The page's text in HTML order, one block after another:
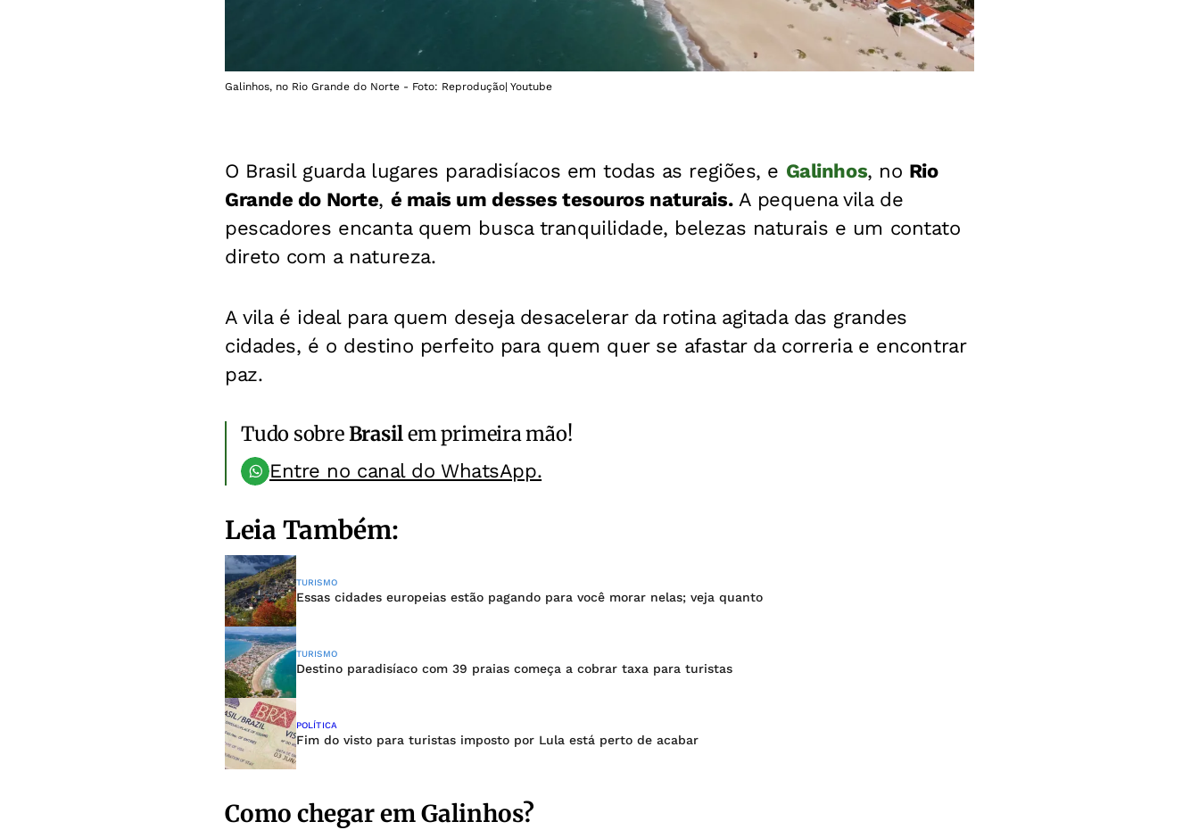
Galinhos, no Rio Grande do Norte - Foto: Reprodução| Youtube
O Brasil guarda lugares paradisíacos em todas as regiões, e Galinhos, no Rio
Grande do Norte, é mais um desses tesouros naturais.A pequena vila de
pescadores encanta quem busca tranquilidade, belezas naturais e um contato
direto com a natureza.
A vila é ideal para quem deseja desacelerar da rotina agitada das grandes
cidades, é o destino perfeito para quem quer se afastar da correria e encontrar
paz.
Tudo sobreBrasilem primeira mão!
Entre no canal do WhatsApp.
Leia Também:
TURISMO
Essas cidades europeias estão pagando para você morar nelas; veja quanto
TURISMO
Destino paradisíaco com 39 praias começa a cobrar taxa para turistas
POLÍTICA
Fim do visto para turistas imposto por Lula está perto de acabar
Como chegar em Galinhos?